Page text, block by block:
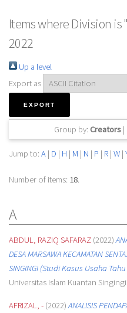
Items where Division is
2022
Up a level
Export as
Group by: Creators|
Jump to: A| D | H | M | N | P | R| W|
Number of items: 18.
A
ABDUL, RAZIQ SAFARAZ(2022)
DESA MARSAWA KECAMATAN
SINGINGI (Studi Kasus Usaha
Universitas Islam Kuantan Singingi.
AFRIZAL, -(2022) ANALISIS